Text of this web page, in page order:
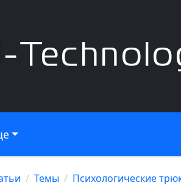
Темы Психологические